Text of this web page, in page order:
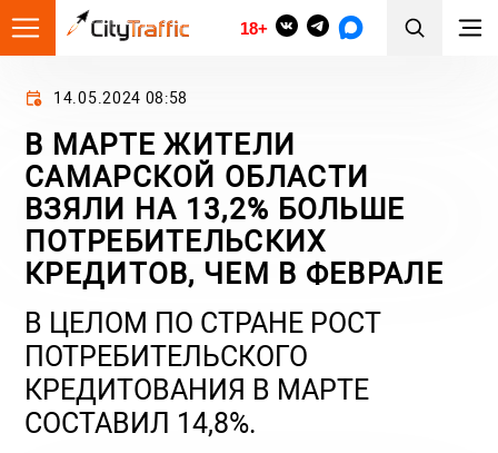
18+
14.05.2024 08:58
В МАРТЕ ЖИТЕЛИ
САМАРСКОЙ ОБЛАСТИ
ВЗЯЛИ НА 13,2% БОЛЬШЕ
ПОТРЕБИТЕЛЬСКИХ
КРЕДИТОВ, ЧЕМ В ФЕВРАЛЕ
В ЦЕЛОМ ПО СТРАНЕ РОСТ
ПОТРЕБИТЕЛЬСКОГО
КРЕДИТОВАНИЯ В МАРТЕ
СОСТАВИЛ 14,8%.